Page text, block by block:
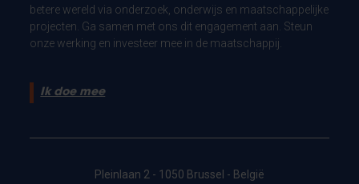
betere wereld via onderzoek, onderwijs en maatschappelijke
projecten. Ga samen met ons dit engagement aan. Steun
onze werking en investeer mee in de maatschappij.
Ik doe mee
Pleinlaan 2 - 1050 Brussel - België